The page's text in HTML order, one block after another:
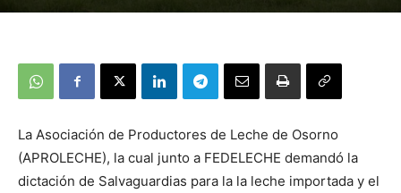
La Asociación de Productores de Leche de Osorno
(APROLECHE), la cual junto a FEDELECHE demandó la
dictación de Salvaguardias para la la leche importada y el